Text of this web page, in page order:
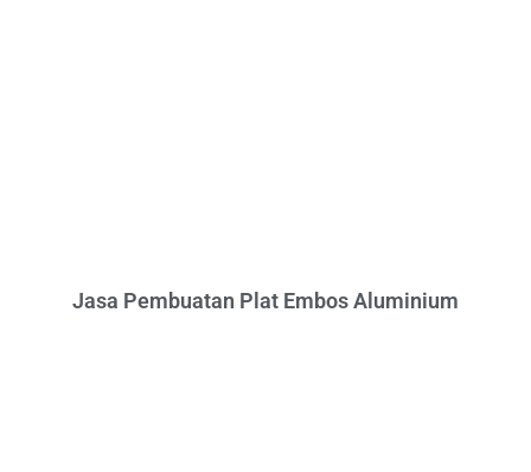
Jasa Pembuatan Plat Embos Aluminium